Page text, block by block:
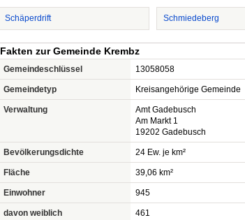
Schäperdrift Schmiedeberg
Fakten zur Gemeinde Krembz
Gemeindeschlüssel 13058058
Gemeindetyp Kreisangehörige Gemeinde
Verwaltung
Amt Gadebusch
Am Markt 1
19202 Gadebusch
Bevölkerungsdichte 24 Ew. je km²
Fläche 39,06 km²
Einwohner 945
davon weiblich 461